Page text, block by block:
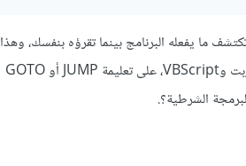
ما يفعله البرنامج بينما تقرؤه بنفسك، وهذا
الأمر مستحيل في البرامج كبيرة الحجم، لهذا لا تحتوي أغلب لغات البرمجة الحديثة بما فيها لغة بايثون وجافاسكربت وVBScript، على تعليمة JUMP أو GOTO
الشرطية؟.